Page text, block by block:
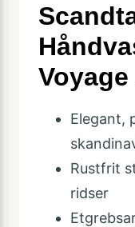
Elegant,
Rustfrit
ridser